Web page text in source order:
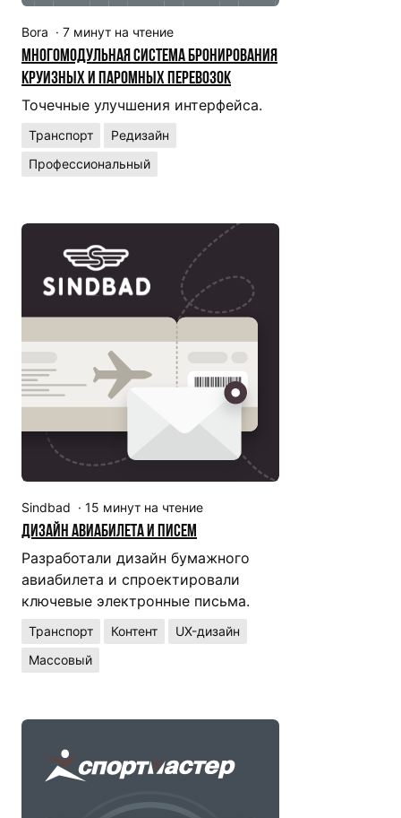
Bora · 7 минут на чтение
Многомодульная система бронирования
круизных и паромных перевозок
Точечные улучшения интерфейса.
Транспорт
Редизайн
Профессиональный
Sindbad · 15 минут на чтение
Дизайн авиабилета и писем
Разработали дизайн бумажного
авиабилета и спроектировали
ключевые электронные письма.
Транспорт Контент
UX-дизайн
Массовый